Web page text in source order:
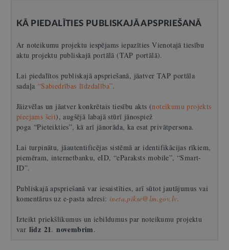
KĀ PIEDALĪTIES PUBLISKAJĀ APSPRIEŠANĀ
Ar noteikumu projektu iespējams iepazīties Vienotajā tiesību
aktu projektu publiskajā portālā (TAP portālā).
Lai piedalītos publiskajā apspriešanā, jāatver TAP portāla
sadaļa “Sabiedrības līdzdalība”.
Jāizvēlas un jāatver konkrētais tiesību akts (noteikumu projekts
pieejams šeit), augšējā labajā stūrī jānospiež
poga “Pieteikties”, kā arī jānorāda, ka esat privātpersona.
Lai turpinātu, jāautentificējas sistēmā ar identifikācijas rīkiem,
piemēram, internetbanku, eID, “eParaksts mobile”, “Smart-
ID”.
Publiskajā apspriešanā var iesaistīties, arī sūtot jautājumus vai
komentārus uz e-pasta adresi: ineta.pikse@lm.gov.lv.
Izteikt priekšlikumus un iebildumus par noteikumu projektu
var līdz 21. novembrim.